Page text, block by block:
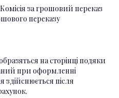
за грошовий переказ
переказу
на сторінці подяки
при оформленні
здійснюється після